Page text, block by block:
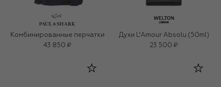
Комбинированные перчатки
43 850 ₽
Духи L'Amour Absolu (50ml)
23 500 ₽